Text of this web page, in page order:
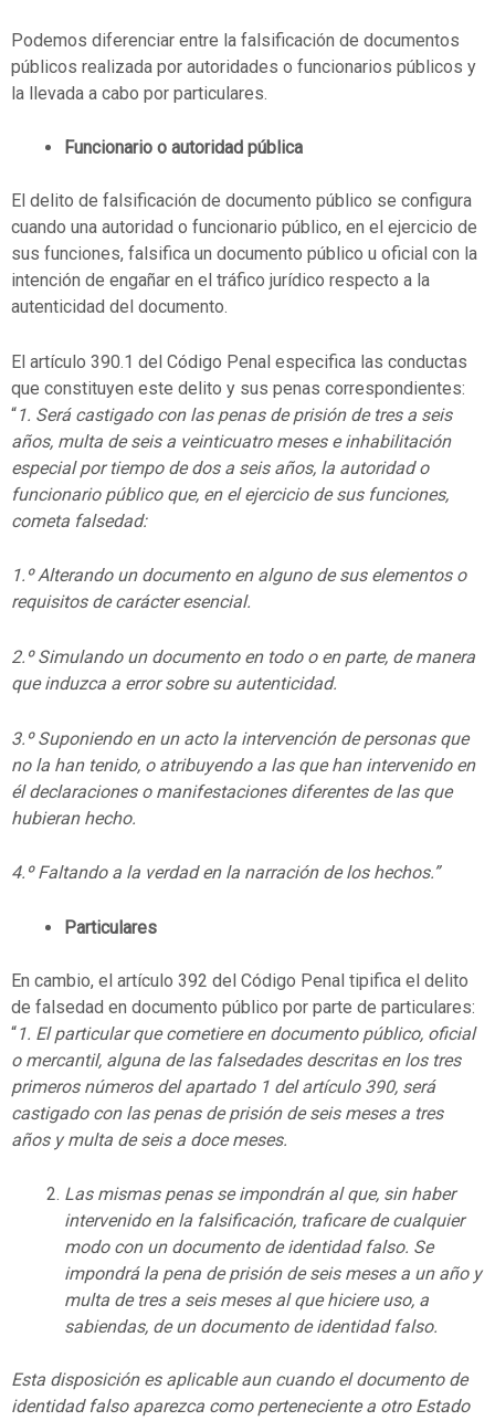
Podemos diferenciar entre la falsificación de documentos
públicos realizada por autoridades o funcionarios públicos y
la llevada a cabo por particulares.
Funcionario o autoridad pública
El delito de falsificación de documento público se configura
cuando una autoridad o funcionario público, en el ejercicio de
sus funciones, falsifica un documento público u oficial con la
intención de engañar en el tráfico jurídico respecto a la
autenticidad del documento.
El artículo 390.1 del Código Penal especifica las conductas
que constituyen este delito y sus penas correspondientes:
“1. Será castigado con las penas de prisión de tres a seis
años, multa de seis a veinticuatro meses e inhabilitación
especial por tiempo de dos a seis años, la autoridad o
funcionario público que, en el ejercicio de sus funciones,
cometa falsedad:
1.º Alterando un documento en alguno de sus elementos o
requisitos de carácter esencial.
2.º Simulando un documento en todo o en parte, de manera
que induzca a error sobre su autenticidad.
3.º Suponiendo en un acto la intervención de personas que
no la han tenido, o atribuyendo a las que han intervenido en
él declaraciones o manifestaciones diferentes de las que
hubieran hecho.
4.º Faltando a la verdad en la narración de los hechos.”
Particulares
En cambio, el artículo 392 del Código Penal tipifica el delito
de falsedad en documento público por parte de particulares:
“1. El particular que cometiere en documento público, oficial
o mercantil, alguna de las falsedades descritas en los tres
primeros números del apartado 1 del artículo 390, será
castigado con las penas de prisión de seis meses a tres
años y multa de seis a doce meses.
Las mismas penas se impondrán al que, sin haber
intervenido en la falsificación, traficare de cualquier
modo con un documento de identidad falso. Se
impondrá la pena de prisión de seis meses a un año y
multa de tres a seis meses al que hiciere uso, a
sabiendas, de un documento de identidad falso.
Esta disposición es aplicable aun cuando el documento de
identidad falso aparezca como perteneciente a otro Estado